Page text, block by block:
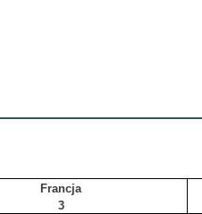
Francja
3